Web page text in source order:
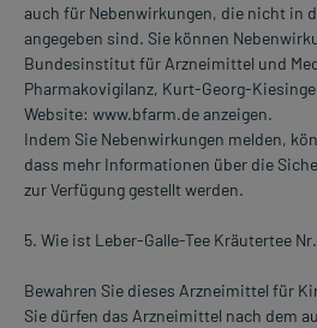
auch für Nebenwirkungen, die nicht in
angegeben sind. Sie können
Bundesinstitut für Arzneimittel und
Pharmakovigilanz, Kurt-Georg-
Website: www.bfarm.de anzeigen.
Indem Sie Nebenwirkungen melden,
dass mehr Informationen über die
zur Verfügung gestellt werden.
5. Wie ist Leber-Galle-Tee Kräutertee
Bewahren Sie dieses Arzneimittel für
Sie dürfen das Arzneimittel nach dem